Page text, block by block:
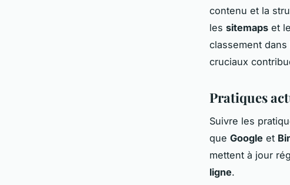
contenu et la
les sitemaps et
classement
cruciaux
Pratiques
Suivre les
que Google et
mettent à jour
ligne.